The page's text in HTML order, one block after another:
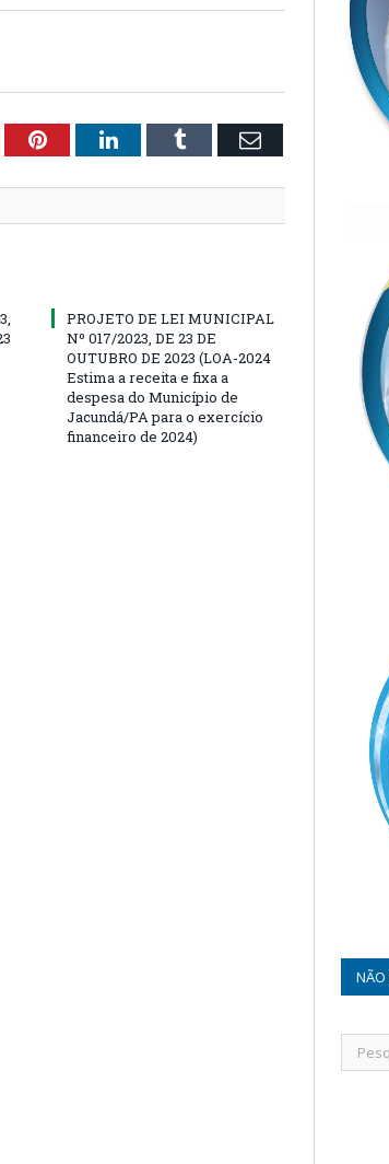
PinterestLinkedInTumblr Email
PROJETO DE LEI MUNICIPAL
Nº 017/2023, DE 23 DE
OUTUBRO DE 2023 (LOA-2024
Estima a receita e fixa a
despesa do Município de
Jacundá/PA para o exercício
financeiro de 2024)
NÃO